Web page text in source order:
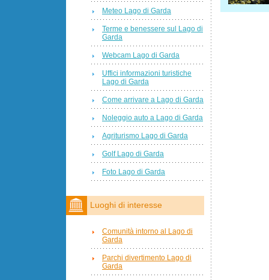
Meteo Lago di Garda
Terme e benessere sul Lago di
Garda
Webcam Lago di Garda
Uffici informazioni turistiche
Lago di Garda
Come arrivare a Lago di Garda
Noleggio auto a Lago di Garda
Agriturismo Lago di Garda
Golf Lago di Garda
Foto Lago di Garda
Luoghi di interesse
Comunità intorno al Lago di
Garda
Parchi divertimento Lago di
Garda